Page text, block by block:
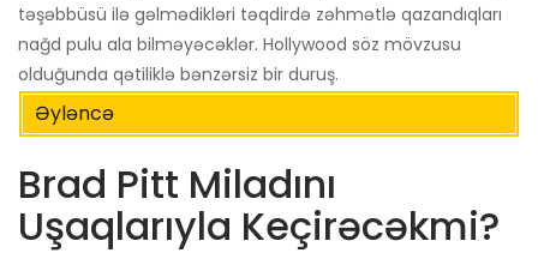
təşəbbüsü ilə gəlmədikləri təqdirdə zəhmətlə qazandıqları
nağd pulu ala bilməyəcəklər. Hollywood söz mövzusu
olduğunda qətiliklə bənzərsiz bir duruş.
Əyləncə
Brad Pitt Miladını
Uşaqlarıyla Keçirəcəkmi?